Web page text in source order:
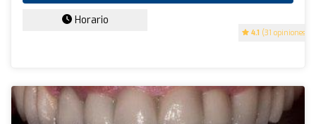
4.1 (31 opiniones)
Horario